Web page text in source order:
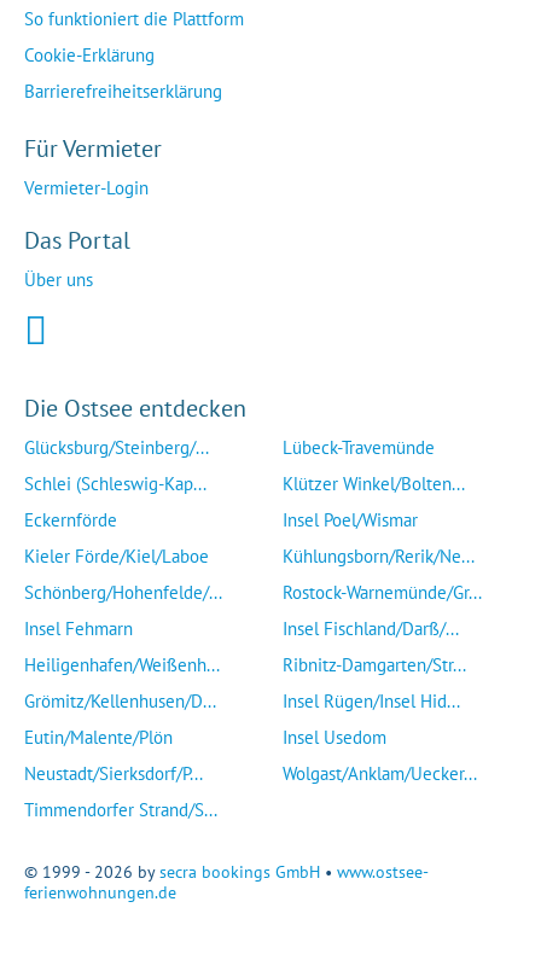
So funktioniert die Plattform
Cookie-Erklärung
Barrierefreiheitserklärung
Für Vermieter
Vermieter-Login
Das Portal
Über uns
Die Ostsee entdecken
Glücksburg/Steinberg/...
Schlei (Schleswig-Kap...
Eckernförde
Kieler Förde/Kiel/Laboe
Schönberg/Hohenfelde/...
Insel Fehmarn
Heiligenhafen/Weißenh...
Grömitz/Kellenhusen/D...
Eutin/Malente/Plön
Neustadt/Sierksdorf/P...
Timmendorfer Strand/S...
Lübeck-Travemünde
Klützer Winkel/Bolten...
Insel Poel/Wismar
Kühlungsborn/Rerik/Ne...
Rostock-Warnemünde/Gr...
Insel Fischland/Darß/...
Ribnitz-Damgarten/Str...
Insel Rügen/Insel Hid...
Insel Usedom
Wolgast/Anklam/Uecker...
© 1999 - 2026 bysecra bookings GmbH • www.ostsee-
ferienwohnungen.de